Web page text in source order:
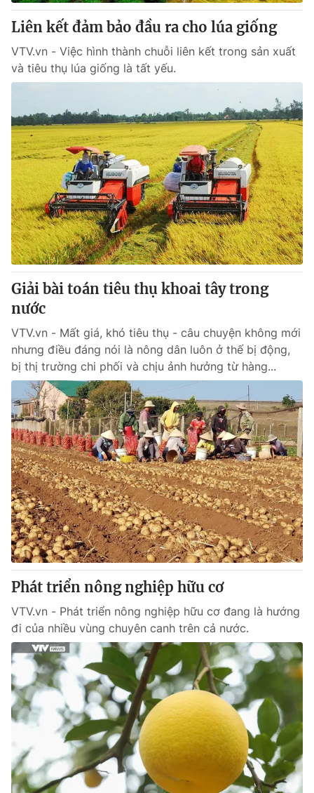
Liên kết đảm bảo đầu ra cho lúa giống
VTV.vn - Việc hình thành chuỗi liên kết trong sản xuất
và tiêu thụ lúa giống là tất yếu.
Giải bài toán tiêu thụ khoai tây trong
nước
VTV.vn - Mất giá, khó tiêu thụ - câu chuyện không mới
nhưng điều đáng nói là nông dân luôn ở thế bị động,
bị thị trường chi phối và chịu ảnh hưởng từ hàng...
Phát triển nông nghiệp hữu cơ
VTV.vn - Phát triển nông nghiệp hữu cơ đang là hướng
đi của nhiều vùng chuyên canh trên cả nước.